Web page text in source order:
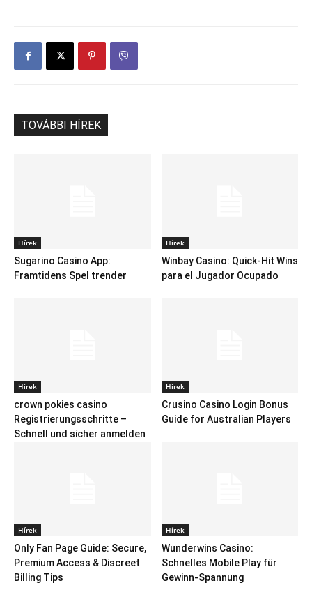
TOVÁBBI HÍREK
Hírek
Sugarino Casino App:
Framtidens Spel trender
Hírek
Winbay Casino: Quick‑Hit Wins
para el Jugador Ocupado
Hírek
crown pokies casino
Registrierungsschritte –
Schnell und sicher anmelden
Hírek
Crusino Casino Login Bonus
Guide for Australian Players
Hírek
Only Fan Page Guide: Secure,
Premium Access & Discreet
Billing Tips
Hírek
Wunderwins Casino:
Schnelles Mobile Play für
Gewinn‑Spannung